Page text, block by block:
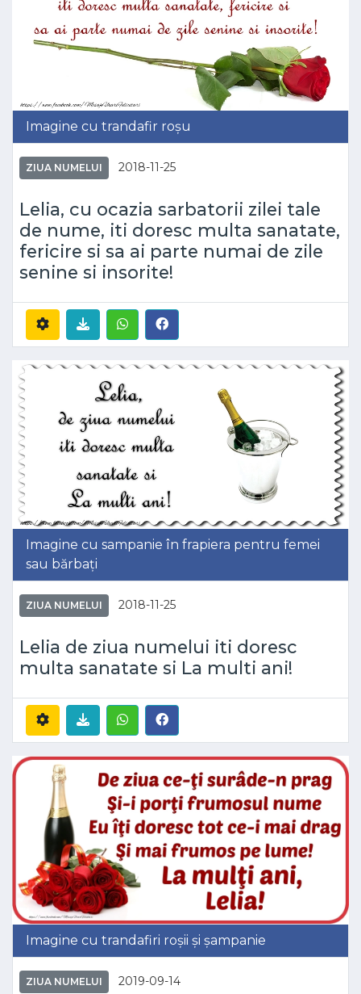
Imagine cu trandafir roșu
ZIUA NUMELUI 2018-11-25
Lelia, cu ocazia sarbatorii zilei tale
de nume, iti doresc multa sanatate,
fericire si sa ai parte numai de zile
senine si insorite!
Imagine cu sampanie în frapiera pentru femei
sau bărbați
ZIUA NUMELUI 2018-11-25
Lelia de ziua numelui iti doresc
multa sanatate si La multi ani!
Imagine cu trandafiri roșii și șampanie
ZIUA NUMELUI 2019-09-14